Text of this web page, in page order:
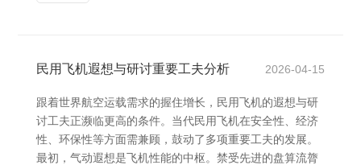
民用飞机遐想与研讨重要工夫分析 2026-04-15
跟着世界航空运载需求的握住增长，民用飞机的遐想与研
讨工夫正濒临更高的条件。当代民用飞机在安全性、经济
性、环保性等方面需兼顾，鼓动了多项重要工夫的发展。
最初，气动遐想是飞机性能的中枢。禁受先进的盘算流膂